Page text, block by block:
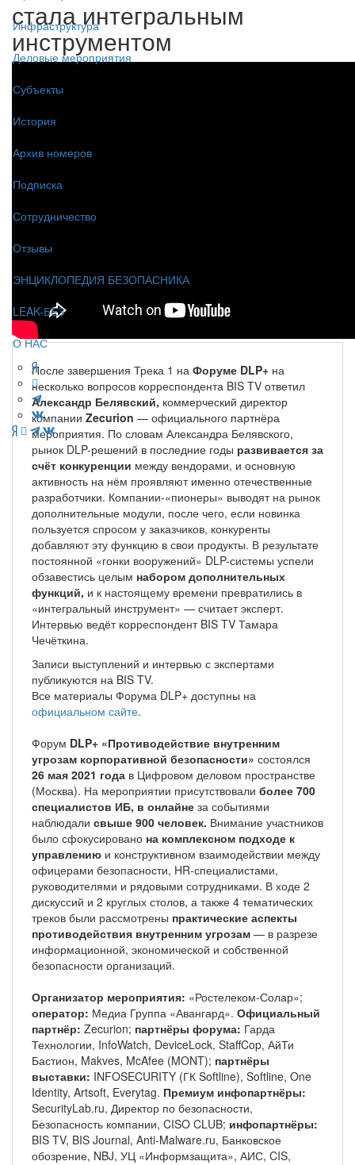
Инфраструктура
Деловые мероприятия
Субъекты
История
Архив номеров
Подписка
Сотрудничество
Отзывы
ЭНЦИКЛОПЕДИЯ БЕЗОПАСНИКА
LEAK-БЕЗ
О НАС
стала интегральным
инструментом
После завершения Трека 1 на Форуме DLP+ на
несколько вопросов корреспондента BIS TV ответил
Александр Белявский, коммерческий директор
компании Zecurion — официального партнёра
мероприятия. По словам Александра Белявского,
рынок DLP-решений в последние годы развивается за
счёт конкуренции между вендорами, и основную
активность на нём проявляют именно отечественные
разработчики. Компании-«пионеры» выводят на рынок
дополнительные модули, после чего, если новинка
пользуется спросом у заказчиков, конкуренты
добавляют эту функцию в свои продукты. В результате
постоянной «гонки вооружений» DLP-системы успели
обзавестись целым набором дополнительных
функций, и к настоящему времени превратились в
«интегральный инструмент» — считает эксперт.
Интервью ведёт корреспондент BIS TV Тамара
Чечёткина.
Записи выступлений и интервью с экспертами
публикуются на BIS TV.
Все материалы Форума DLP+ доступны на
официальном сайте.
Форум DLP+ «Противодействие внутренним
угрозам корпоративной безопасности» состоялся
26 мая 2021 года в Цифровом деловом пространстве
(Москва). На мероприятии присутствовали более 700
специалистов ИБ, в онлайне за событиями
наблюдали свыше 900 человек. Внимание участников
было сфокусировано на комплексном подходе к
управлению и конструктивном взаимодействии между
офицерами безопасности, HR-специалистами,
руководителями и рядовыми сотрудниками. В ходе 2
дискуссий и 2 круглых столов, а также 4 тематических
треков были рассмотрены практические аспекты
противодействия внутренним угрозам — в разрезе
информационной, экономической и собственной
безопасности организаций.
Организатор мероприятия: «Ростелеком-Солар»;
оператор: Медиа Группа «Авангард». Официальный
партнёр: Zecurion; партнёры форума: Гарда
Технологии, InfoWatch, DeviceLock, StaffCop, АйТи
Бастион, Makves, McAfee (MONT); партнёры
выставки: INFOSECURITY (ГК Softline), Softline, One
Identity, Artsoft, Everytag. Премиум инфопартнёры:
SecurityLab.ru, Директор по безопасности,
Безопасность компании, CISO CLUB; инфопартнёры:
BIS TV, BIS Journal, Anti-Malware.ru, Банковское
обозрение, NBJ, УЦ «Информзащита», АИС, CIS,